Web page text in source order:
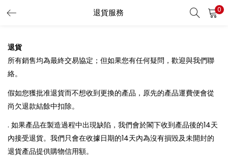
退貨服務 0
退貨
所有銷售均為最終交易協定；但如果您有任何疑問，歡迎與我們聯
絡。
假如您獲批准退貨而不想收到更換的產品，原先的產品運費便會從
尚欠退款結餘中扣除。
. 如果產品在製造過程中出現缺陷，我們會於閣下收到產品後的14天
內接受退貨。我們只會在收據日期的14天內為沒有損毀及未開封的
退貨產品提供購物信用額。
Enter your username and password to login.
Remember me
Login